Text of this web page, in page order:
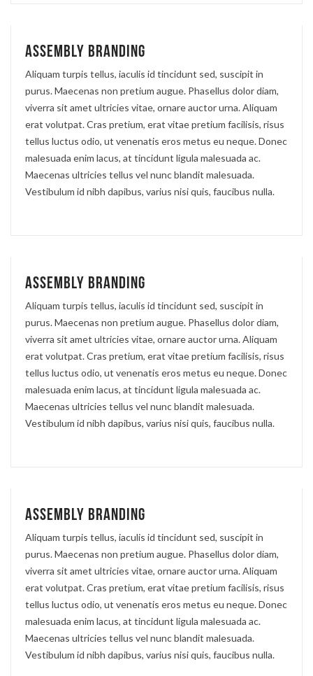
Assembly branding
Aliquam turpis tellus, iaculis id tincidunt sed, suscipit in
purus. Maecenas non pretium augue. Phasellus dolor diam,
viverra sit amet ultricies vitae, ornare auctor urna. Aliquam
erat volutpat. Cras pretium, erat vitae pretium facilisis, risus
tellus luctus odio, ut venenatis eros metus eu neque. Donec
malesuada enim lacus, at tincidunt ligula malesuada ac.
Maecenas ultricies tellus vel nunc blandit malesuada.
Vestibulum id nibh dapibus, varius nisi quis, faucibus nulla.
Assembly branding
Aliquam turpis tellus, iaculis id tincidunt sed, suscipit in
purus. Maecenas non pretium augue. Phasellus dolor diam,
viverra sit amet ultricies vitae, ornare auctor urna. Aliquam
erat volutpat. Cras pretium, erat vitae pretium facilisis, risus
tellus luctus odio, ut venenatis eros metus eu neque. Donec
malesuada enim lacus, at tincidunt ligula malesuada ac.
Maecenas ultricies tellus vel nunc blandit malesuada.
Vestibulum id nibh dapibus, varius nisi quis, faucibus nulla.
Assembly branding
Aliquam turpis tellus, iaculis id tincidunt sed, suscipit in
purus. Maecenas non pretium augue. Phasellus dolor diam,
viverra sit amet ultricies vitae, ornare auctor urna. Aliquam
erat volutpat. Cras pretium, erat vitae pretium facilisis, risus
tellus luctus odio, ut venenatis eros metus eu neque. Donec
malesuada enim lacus, at tincidunt ligula malesuada ac.
Maecenas ultricies tellus vel nunc blandit malesuada.
Vestibulum id nibh dapibus, varius nisi quis, faucibus nulla.